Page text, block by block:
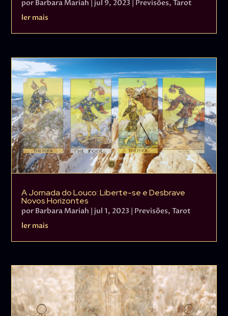
por Barbara Mariah jul 9, 2023 Previsões,Tarot
ler mais
A Jornada do Louco: Liberte-se e Desbrave
Novos Horizontes
por Barbara Mariah | jul 1, 2023 | Previsões,Tarot
ler mais